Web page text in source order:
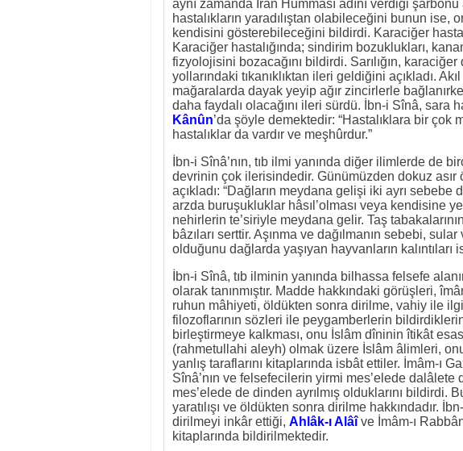
aynı zamanda İran Humması adını verdiği
hastalıkların yaradılıştan olabileceğini bunun
kendisini gösterebileceğini bildirdi. Karaciğer
Karaciğer hastalığında; sindirim bozuklukları,
fizyolojisini bozacağını bildirdi. Sarılığın,
yollarındaki tıkanıklıktan ileri geldiğini açıkladı.
mağaralarda dayak yeyip ağır zincirlerle
daha faydalı olacağını ileri sürdü. İbn-i Sînâ, sara
Kânûn’da şöyle demektedir: “Hastalıklara bir
hastalıklar da vardır ve meşhûrdur.”
İbn-i Sînâ’nın, tıb ilmi yanında diğer ilimlerde de
devrinin çok ilerisindedir. Günümüzden dokuz
açıkladı: “Dağların meydana gelişi iki ayrı
arzda buruşukluklar hâsıl’olması veya kendisine
nehirlerin te’siriyle meydana gelir. Taş
bâzıları serttir. Aşınma ve dağılmanın sebebi,
olduğunu dağlarda yaşıyan hayvanların kalıntıları
İbn-i Sînâ, tıb ilminin yanında bilhassa felsefe
olarak tanınmıştır. Madde hakkındaki görüşleri,
ruhun mâhiyeti, öldükten sonra dirilme, vahiy ile
filozoflarının sözleri ile peygamberlerin
birleştirmeye kalkması, onu İslâm dîninin îtikât
(rahmetullahi aleyh) olmak üzere İslâm âlimleri,
yanlış taraflarını kitaplarında isbât ettiler. İmâm-ı
Sînâ’nın ve felsefecilerin yirmi mes’elede dalâlete
mes’elede de dinden ayrılmış olduklarını bildirdi.
yaratılışı ve öldükten sonra dirilme hakkındadır.
dirilmeyi inkâr ettiği, Ahlâk-ı Alâîve İmâm-ı
kitaplarında bildirilmektedir.